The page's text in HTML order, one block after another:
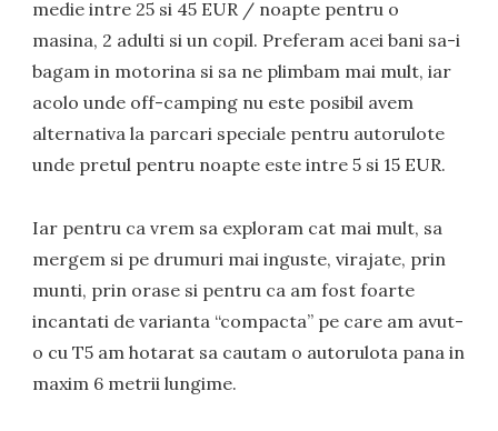
medie intre 25 si 45 EUR / noapte pentru o
masina, 2 adulti si un copil. Preferam acei bani sa-i
bagam in motorina si sa ne plimbam mai mult, iar
acolo unde off-camping nu este posibil avem
alternativa la parcari speciale pentru autorulote
unde pretul pentru noapte este intre 5 si 15 EUR.
Iar pentru ca vrem sa exploram cat mai mult, sa
mergem si pe drumuri mai inguste, virajate, prin
munti, prin orase si pentru ca am fost foarte
incantati de varianta “compacta” pe care am avut-
o cu T5 am hotarat sa cautam o autorulota pana in
maxim 6 metrii lungime.